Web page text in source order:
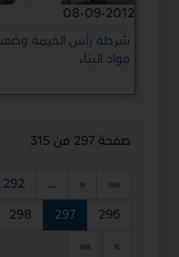
08-09-2012
شرطة رأس الخيمة وضعت
مواد البناء
صفحة 297 من 315
292
296
297
298